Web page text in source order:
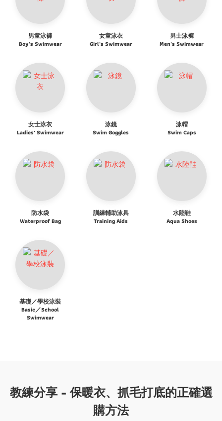
男童泳褲
Boy's Swimwear
女童泳衣
Girl's Swimwear
男士泳褲
Men's Swimwear
女士泳衣
Ladies' Swimwear
泳鏡
Swim Goggles
泳帽
Swim Caps
防水袋
Waterproof Bag
訓練輔助泳具
Training Aids
水陸鞋
Aqua Shoes
基礎／學校泳裝
Basic／School
Swimwear
教練分享 - 保暖衣、抓毛打底的正確選
購方法